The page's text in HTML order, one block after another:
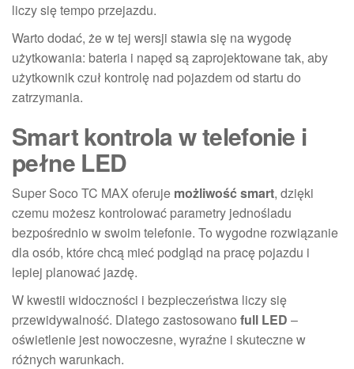
liczy się tempo przejazdu.
Warto dodać, że w tej wersji stawia się na wygodę
użytkowania: bateria i napęd są zaprojektowane tak, aby
użytkownik czuł kontrolę nad pojazdem od startu do
zatrzymania.
Smart kontrola w telefonie i
pełne LED
Super Soco TC MAX oferuje możliwość smart, dzięki
czemu możesz kontrolować parametry jednośladu
bezpośrednio w swoim telefonie. To wygodne rozwiązanie
dla osób, które chcą mieć podgląd na pracę pojazdu i
lepiej planować jazdę.
W kwestii widoczności i bezpieczeństwa liczy się
przewidywalność. Dlatego zastosowano full LED –
oświetlenie jest nowoczesne, wyraźne i skuteczne w
różnych warunkach.